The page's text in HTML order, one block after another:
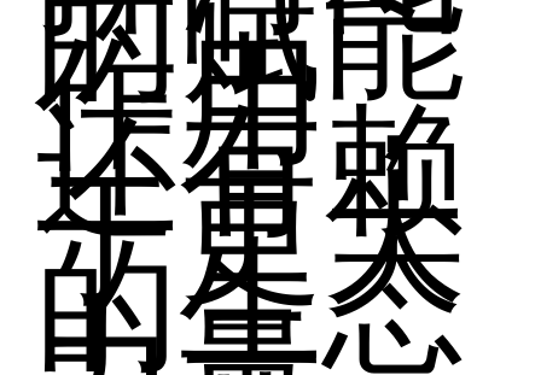
的赋能
作用，
还有赖
于更大
的生态